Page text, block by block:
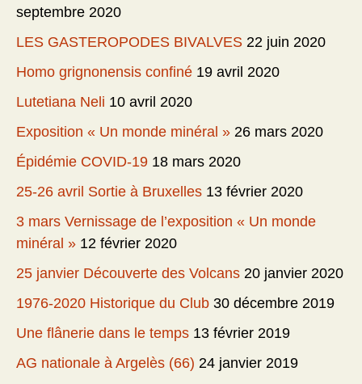
septembre 2020
LES GASTEROPODES BIVALVES 22 juin 2020
Homo grignonensis confiné 19 avril 2020
Lutetiana Neli 10 avril 2020
Exposition « Un monde minéral » 26 mars 2020
Épidémie COVID-19 18 mars 2020
25-26 avril Sortie à Bruxelles 13 février 2020
3 mars Vernissage de l’exposition « Un monde
minéral » 12 février 2020
25 janvier Découverte des Volcans 20 janvier 2020
1976-2020 Historique du Club 30 décembre 2019
Une flânerie dans le temps 13 février 2019
AG nationale à Argelès (66) 24 janvier 2019